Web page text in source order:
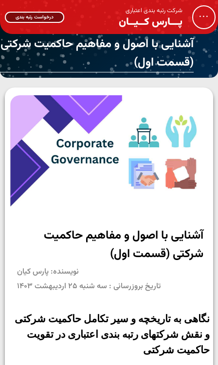
... شرکت رتبه بندی اعتباری
پـــارس کــیــان درخواست رتبه بندی
آشنایی با اصول و مفاهیم حاکمیت شرکتی
(قسمت اول)
آشنایی با اصول و مفاهیم حاکمیت
شرکتی (قسمت اول)
نویسنده: پارس کیان
تاریخ بروزرسانی : سه شنبه ۲۵ اردیبهشت ۱۴۰۳
نگاهی به تاریخچه و سیر تکامل حاکمیت شرکتی
و نقش شرکتهای رتبه بندی اعتباری در تقویت
حاکمیت شرکتی